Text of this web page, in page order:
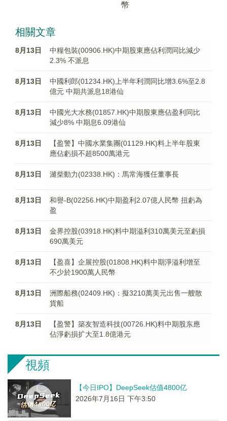
幣
相關文章
8月13日
中糧包裝(00906.HK)中期股東應佔利潤同比減少
2.3% 不派息
8月13日
中國利郎(01234.HK)上半年利潤同比增3.6%至2.8
億元 中期共派息18港仙
8月13日
中國光大水務(01857.HK)中期股東應佔盈利同比
減少8% 中期息6.09港仙
8月13日
【盈警】中國水業集團(01129.HK)料上半年股東
應佔虧損不超8500萬港元
8月13日 濰柴動力(02338.HK)：馬常海獲任董事長
8月13日
和譽-B(02256.HK)中期盈利2.07億人民幣 扭虧為
盈
8月13日
金界控股(03918.HK)料中期溢利310萬美元至虧損
690萬美元
8月13日
【盈喜】企展控股(01808.HK)料中期淨溢利增至
不少於1900萬人民幣
8月13日
洲際船務(02409.HK)：擬3210萬美元出售一艘散
貨船
8月13日
【盈警】築友智造科技(00726.HK)料中期股东應
佔淨虧損扩大至1.8億港元
視頻
【今日IPO】DeepSeek估值4800亿
2026年7月16日 下午3:50